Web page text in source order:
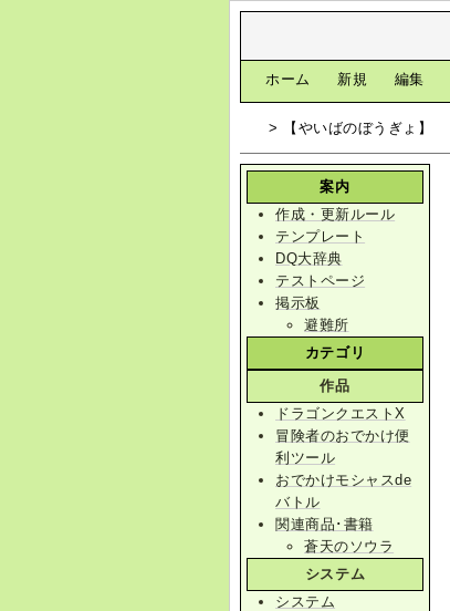
ホーム 新規 編集
> 【やいばのぼうぎょ】
案内
作成・更新ルール
テンプレート
DQ大辞典
テストページ
掲示板
避難所
カテゴリ
作品
ドラゴンクエストX
冒険者のおでかけ便
利ツール
おでかけモシャスde
バトル
関連商品･書籍
蒼天のソウラ
システム
システム